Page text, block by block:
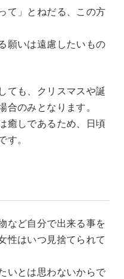
て」とねだる、この方
願いは遠慮したいもの
ても、クリスマスや誕
のみとなります。
癒しであるため、日頃
。
など自分で出来る事を
性はいつ見捨てられて
いとは思わないからで